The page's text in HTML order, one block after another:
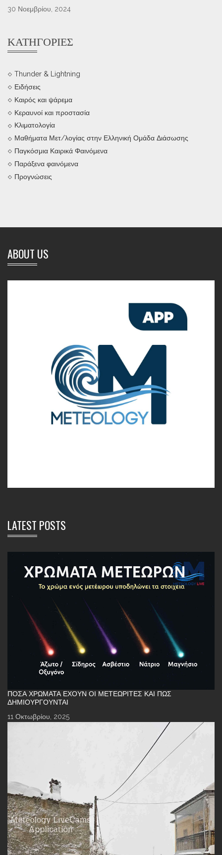
30 Νοεμβρίου, 2024
ΚΑΤΗΓΟΡΊΕΣ
Thunder & Lightning
Ειδήσεις
Καιρός και ψάρεμα
Κεραυνοί και προστασία
Κλιματολογία
Μαθήματα Μετ/λογίας στην Ελληνική Ομάδα Διάσωσης
Παγκόσμια Καιρικά Φαινόμενα
Παράξενα φαινόμενα
Προγνώσεις
ABOUT US
LATEST POSTS
ΠΌΣΑ ΧΡΏΜΑΤΑ ΈΧΟΥΝ ΟΙ ΜΕΤΕΩΡΊΤΕΣ ΚΑΙ ΠΏΣ
ΔΗΜΙΟΥΡΓΟΎΝΤΑΙ
11 Οκτωβρίου, 2025